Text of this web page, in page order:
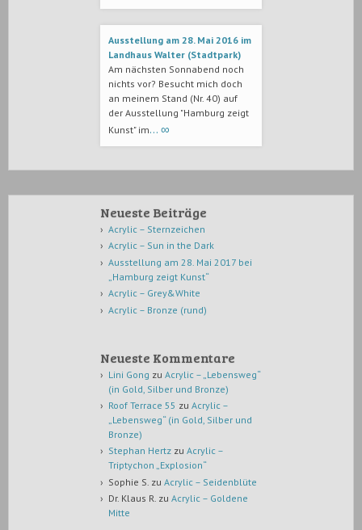
Ausstellung am 28. Mai 2016 im
Landhaus Walter (Stadtpark)
Am nächsten Sonnabend noch
nichts vor? Besucht mich doch
an meinem Stand (Nr. 40) auf
der Ausstellung "Hamburg zeigt
Kunst" im… ∞
Neueste Beiträge
Acrylic – Sternzeichen
Acrylic – Sun in the Dark
Ausstellung am 28. Mai 2017 bei
„Hamburg zeigt Kunst“
Acrylic – Grey&White
Acrylic – Bronze (rund)
Neueste Kommentare
Lini Gong zu Acrylic – „Lebensweg“
(in Gold, Silber und Bronze)
Roof Terrace 55 zu Acrylic –
„Lebensweg“ (in Gold, Silber und
Bronze)
Stephan Hertzzu Acrylic –
Triptychon „Explosion“
Sophie S. zu Acrylic – Seidenblüte
Dr. Klaus R.zu Acrylic – Goldene
Mitte